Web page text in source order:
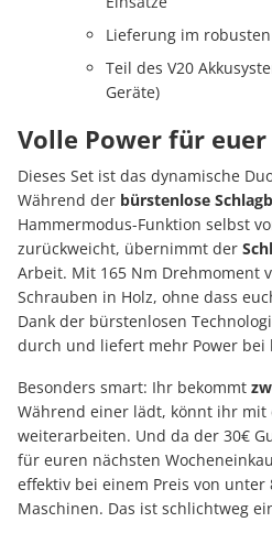
Lieferung im robusten
Teil des V20
Geräte)
Volle Power für
Dieses Set ist das dynamische
Während der bürstenlose
Hammermodus-Funktion selbst
zurückweicht, übernimmt der
Arbeit. Mit 165 Nm Drehmoment
Schrauben in Holz, ohne dass
Dank der bürstenlosen
durch und liefert mehr Power bei
Besonders smart: Ihr bekommt
Während einer lädt, könnt ihr mit
weiterarbeiten. Und da der 30€
für euren nächsten
effektiv bei einem Preis von unter
Maschinen. Das ist schlichtweg